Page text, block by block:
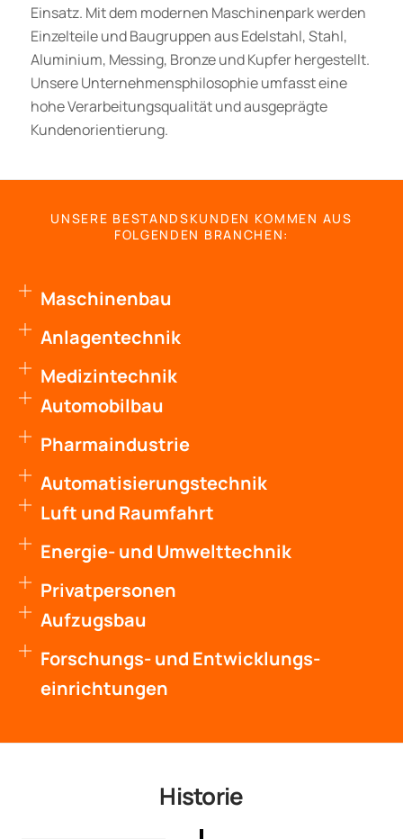
Einsatz. Mit dem modernen Maschinenpark werden
Einzelteile und Baugruppen aus Edelstahl, Stahl,
Aluminium, Messing, Bronze und Kupfer hergestellt.
Unsere Unternehmensphilosophie umfasst eine
hohe Verarbeitungsqualität und ausgeprägte
Kundenorientierung.
UNSERE BESTANDSKUNDEN KOMMEN AUS
FOLGENDEN BRANCHEN:
Maschinenbau
Anlagentechnik
Medizintechnik
Automobilbau
Pharmaindustrie
Automatisierungs­technik
Luft und Raumfahrt
Energie- und Umwelttechnik
Privatpersonen
Aufzugsbau
Forschungs- und Entwicklungs­
einrichtungen
Historie